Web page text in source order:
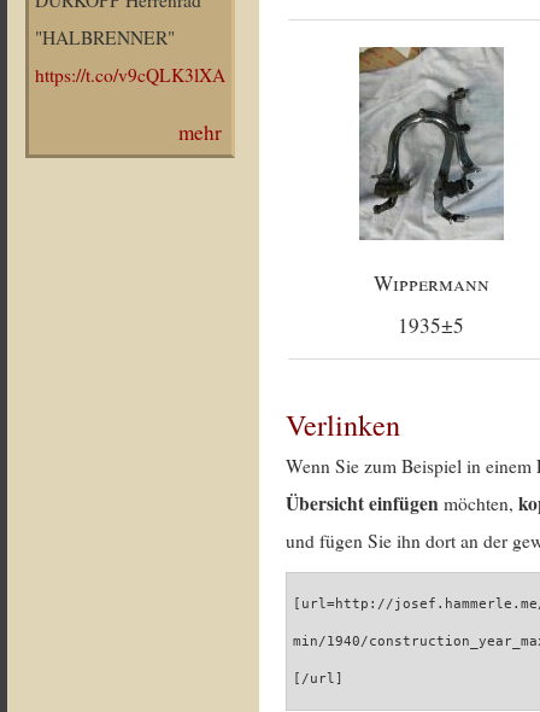
"HALBRENNER"
https://t.co/v9cQLK3lXA
mehr
Wippermann
1935±5
Verlinken
Wenn Sie zum Beispiel in
Übersicht einfügen möchten,
und fügen Sie ihn dort an der
[url=http://
min/1940/
[/url]